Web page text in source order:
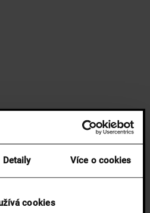
Detaily Více o cookies
cookies